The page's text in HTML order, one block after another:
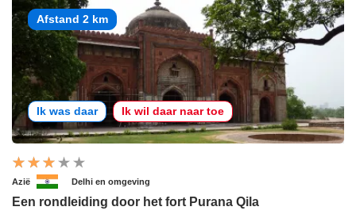
Afstand 2 km
Ik was daar Ik wil daar naar toe
Azië Delhi en omgeving
Een rondleiding door het fort Purana Qila